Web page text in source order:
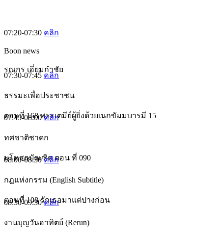
07:20-07:30 คลิก
Boon news
รณกร เอี่ยมกำชัย
07:30-07:45 คลิก
ธรรมะเพื่อประชาชน
ตอนที่ 168 พระเตมีย์ผู้ยิ่งด้วยเนกขัมมบารมี 15
07:45-08:00คลิก
ทศชาติชาดก
มโหสถบัณฑิต ตอน ที่ 090
08:00-08:30คลิก
กฎแห่งกรรม (English Subtitle)
ตอนที่ 108 รักเธอมาแต่ปางก่อน
08:30-09:30คลิก
งานบุญวันอาทิตย์ (Rerun)